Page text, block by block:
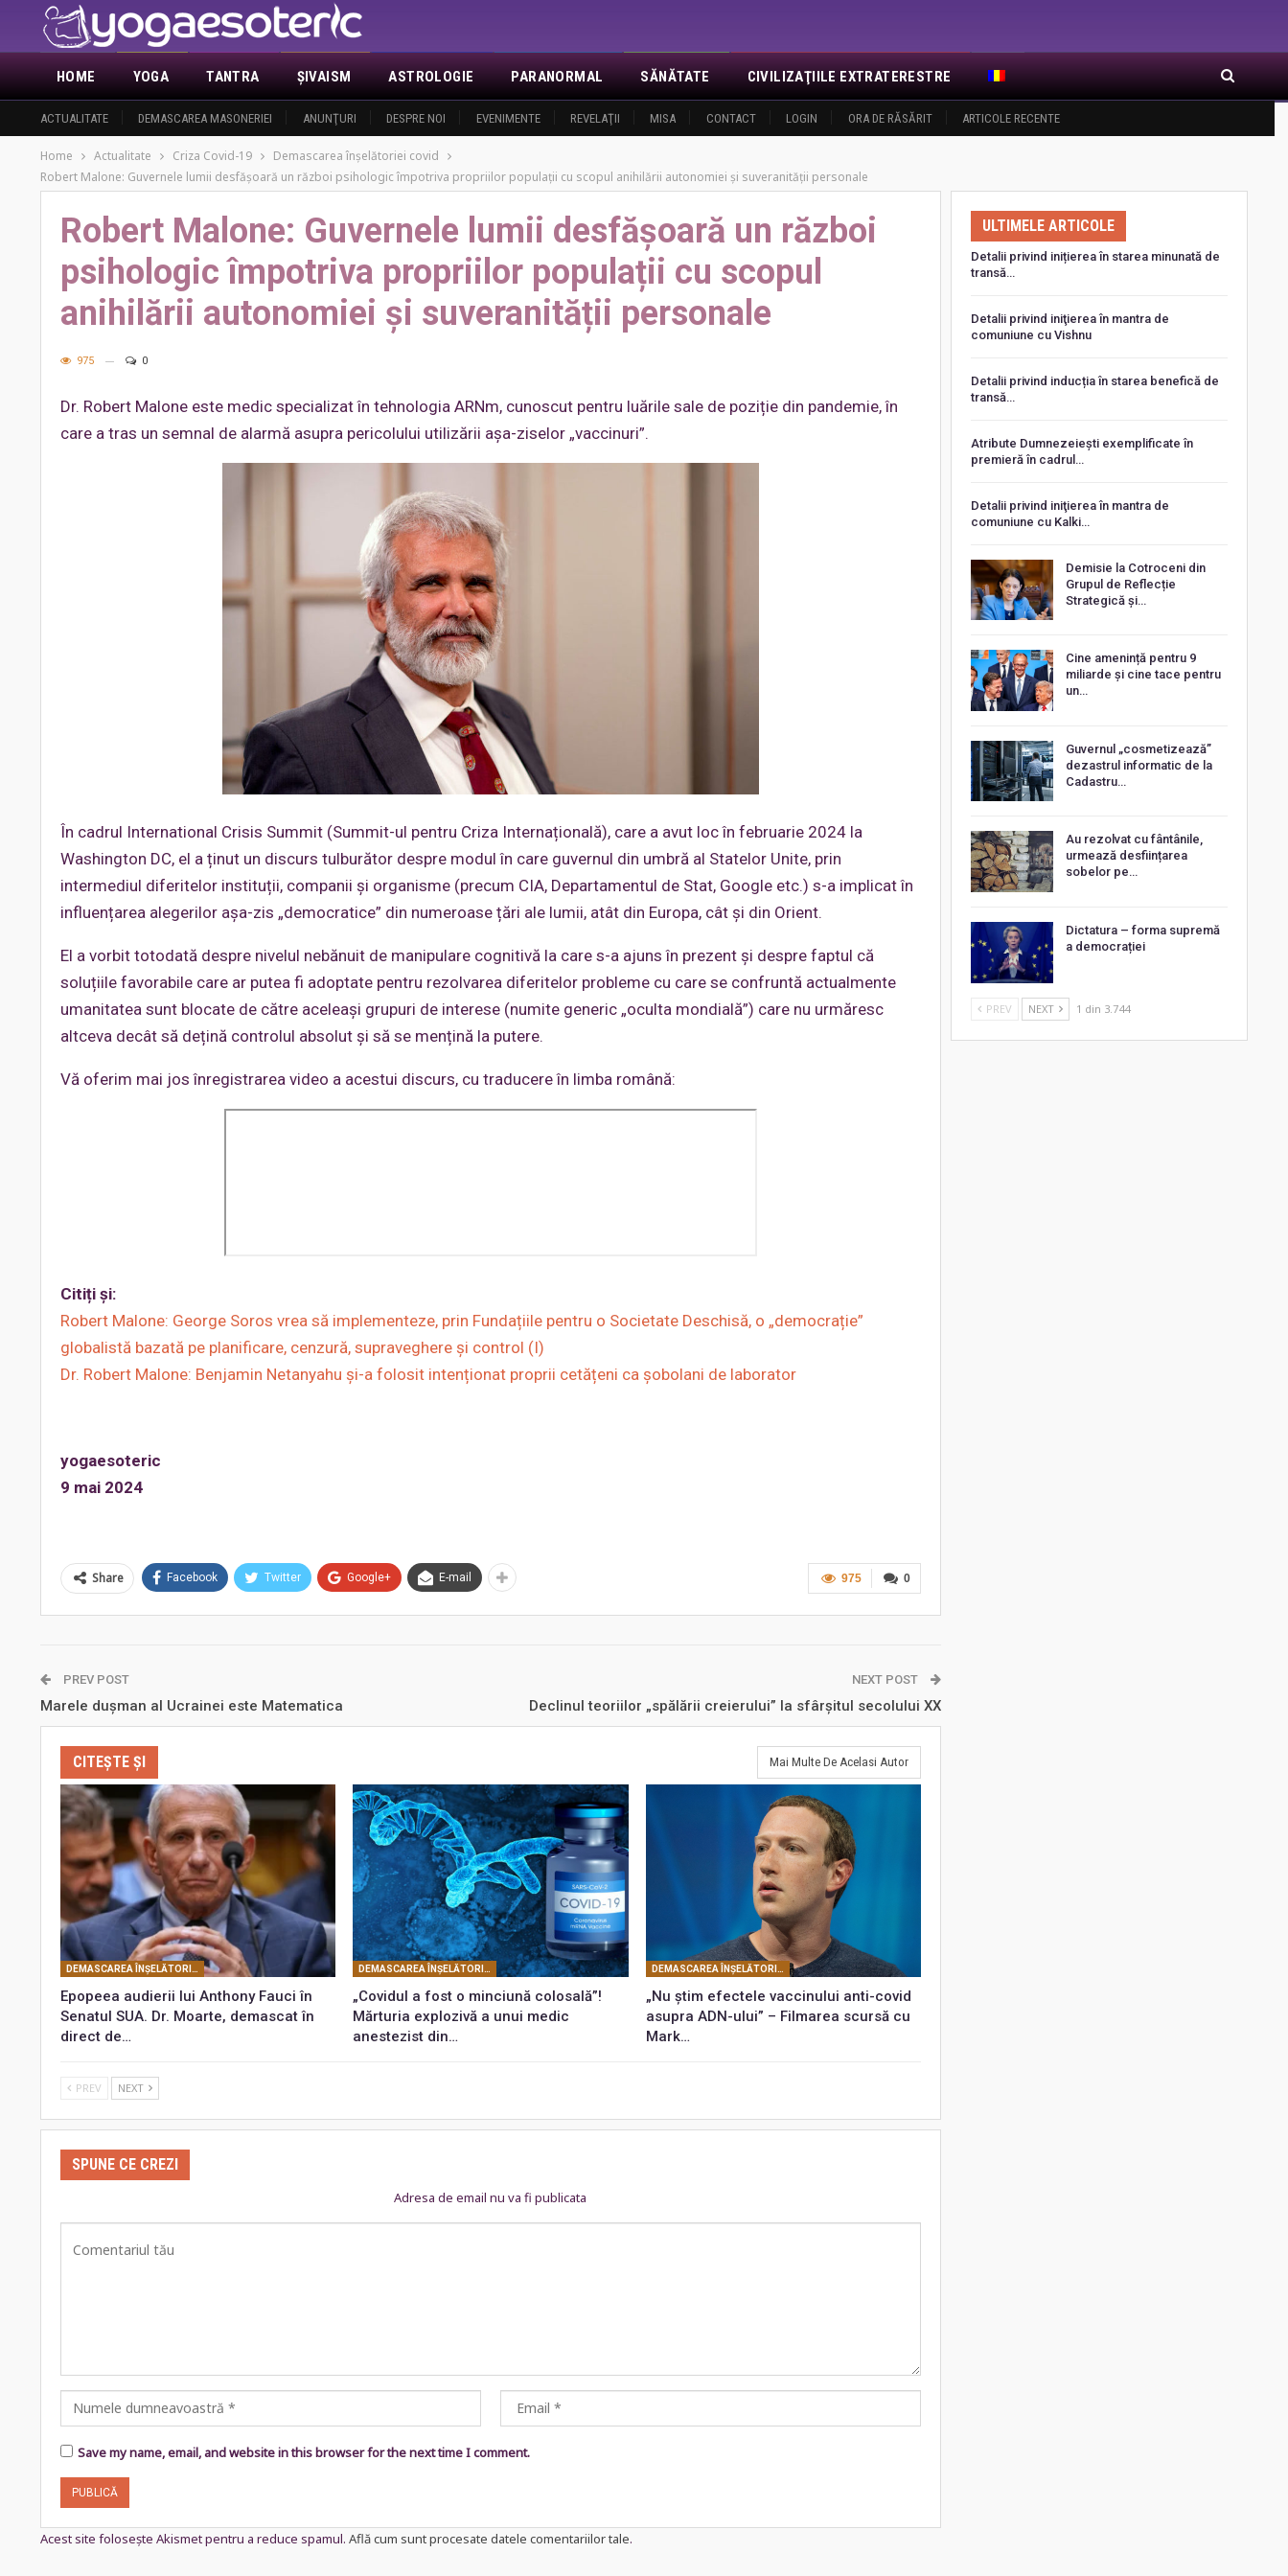
HOME
ACTUALITATE DEMASCAREA MASONERIEI ANUNŢURI DESPRE NOI EVENIMENTE REVELAŢII MISA CONTACT LOGIN ORA DE RĂSĂRIT ARTICOLE RECENTE
YOGA TANTRA ŞIVAISM ASTROLOGIE PARANORMAL SĂNĂTATE CIVILIZAŢIILE EXTRATERESTRE
Home Actualitate Criza Covid-19
Demascarea înşelătoriei covid
Robert Malone: Guvernele lumii desfășoară un război psihologic împotriva propriilor populații cu scopul anihilării autonomiei și suveranității personale
Robert Malone: Guvernele lumii desfășoară un război
psihologic împotriva propriilor populații cu scopul
anihilării autonomiei și suveranității personale
975 0
Dr. Robert Malone este medic specializat în tehnologia ARNm, cunoscut pentru luările sale de poziție din pandemie, în
care a tras un semnal de alarmă asupra pericolului utilizării așa-ziselor „vaccinuri”.
În cadrul International Crisis Summit (Summit-ul pentru Criza Internațională), care a avut loc în februarie 2024 la
Washington DC, el a ținut un discurs tulburător despre modul în care guvernul din umbră al Statelor Unite, prin
intermediul diferitelor instituții, companii și organisme (precum CIA, Departamentul de Stat, Google etc.) s-a implicat în
influențarea alegerilor așa-zis „democratice” din numeroase țări ale lumii, atât din Europa, cât și din Orient.
El a vorbit totodată despre nivelul nebănuit de manipulare cognitivă la care s-a ajuns în prezent și despre faptul că
soluțiile favorabile care ar putea fi adoptate pentru rezolvarea diferitelor probleme cu care se confruntă actualmente
umanitatea sunt blocate de către aceleași grupuri de interese (numite generic „oculta mondială”) care nu urmăresc
altceva decât să dețină controlul absolut și să se mențină la putere.
Vă oferim mai jos înregistrarea video a acestui discurs, cu traducere în limba română:
Citiți și:
Robert Malone: George Soros vrea să implementeze, prin Fundațiile pentru o Societate Deschisă, o „democrație”
globalistă bazată pe planificare, cenzură, supraveghere și control (I)
Dr. Robert Malone: Benjamin Netanyahu și-a folosit intenționat proprii cetățeni ca șobolani de laborator
yogaesoteric
9 mai 2024
0
975
Share Facebook Twitter Google+ E-mail
PREV POST
Marele dușman al Ucrainei este Matematica
NEXT POST
Declinul teoriilor „spălării creierului” la sfârșitul secolului XX
CITEȘTE ȘI Mai Multe De Acelasi Autor
DEMASCAREA ÎNŞELĂTORIEI COVID
Epopeea audierii lui Anthony Fauci în
Senatul SUA. Dr. Moarte, demascat în
direct de…
DEMASCAREA ÎNŞELĂTORIEI COVID
„Covidul a fost o minciună colosală”!
Mărturia explozivă a unui medic
anestezist din…
DEMASCAREA ÎNŞELĂTORIEI COVID
„Nu știm efectele vaccinului anti-covid
asupra ADN-ului” – Filmarea scursă cu
Mark…
PREV NEXT
SPUNE CE CREZI
Adresa de email nu va fi publicata
Save my name, email, and website in this browser for the next time I comment.
Acest site folosește Akismet pentru a reduce spamul. Află cum sunt procesate datele comentariilor tale.
ULTIMELE ARTICOLE
Detalii privind inițierea în starea minunată de
transă…
Detalii privind iniţierea în mantra de
comuniune cu Vishnu
Detalii privind inducția în starea benefică de
transă…
Atribute Dumnezeiești exemplificate în
premieră în cadrul…
Detalii privind iniţierea în mantra de
comuniune cu Kalki…
Demisie la Cotroceni din
Grupul de Reflecție
Strategică și…
Cine amenință pentru 9
miliarde și cine tace pentru
un…
Guvernul „cosmetizează”
dezastrul informatic de la
Cadastru…
Au rezolvat cu fântânile,
urmează desființarea
sobelor pe…
Dictatura – forma supremă
a democrației
PREV NEXT 1 din 3.744